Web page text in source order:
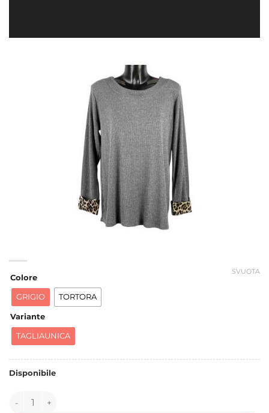
Colore
GRIGIO TORTORA
Variante
TAGLIAUNICA
SVUOTA
Disponibile
151179 quantità